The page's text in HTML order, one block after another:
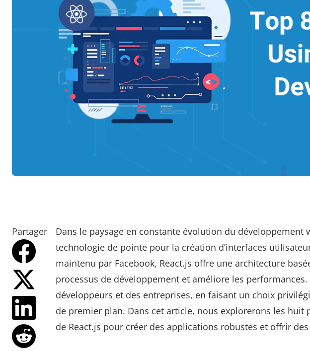
Partager
Dans le paysage en constante évolution du développement
technologie de pointe pour la création d’interfaces
maintenu par Facebook, React.js offre une architecture
processus de développement et améliore les
développeurs et des entreprises, en faisant un choix
de premier plan. Dans cet article, nous explorerons les
de React.js pour créer des applications robustes et offrir